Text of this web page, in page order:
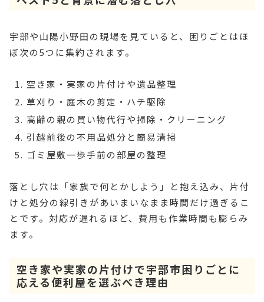
宇部や山陽小野田の現場を見ていると、困りごとはほ
ぼ次の5つに集約されます。
空き家・実家の片付けや遺品整理
草刈り・庭木の剪定・ハチ駆除
高齢の親の買い物代行や掃除・クリーニング
引越前後の不用品処分と簡易清掃
ゴミ屋敷一歩手前の部屋の整理
落とし穴は「家族で何とかしよう」と抱え込み、片付
けと処分の線引きがあいまいなまま時間だけ過ぎるこ
とです。対応が遅れるほど、費用も作業時間も膨らみ
ます。
空き家や実家の片付けで宇部市困りごとに
応える便利屋を選ぶべき理由